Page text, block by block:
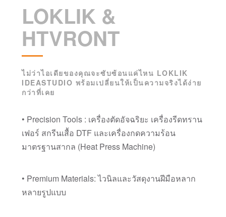
LOKLIK &
HTVRONT
ไม่ว่าไอเดียของคุณจะซับซ้อนแค่ไหน LOKLIK
IDEASTUDIO พร้อมเปลี่ยนให้เป็นความจริงได้ง่าย
กว่าที่เคย
• Precision Tools : เครื่องตัดอัจฉริยะ เครื่องรีดทราน
เฟอร์ สกรีนเสื้อ DTF และเครื่องกดความร้อน
มาตรฐานสากล (Heat Press Machine)
• Premium Materials: ไวนิลและวัสดุงานฝีมือหลาก
หลายรูปแบบ